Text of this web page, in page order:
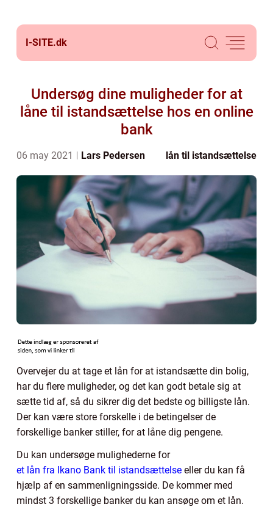
I-SITE.dk
Undersøg dine muligheder for at
låne til istandsættelse hos en online
bank
06 may 2021 Lars Pedersen lån til istandsættelse
Overvejer du at tage et lån for at istandsætte din bolig,
har du flere muligheder, og det kan godt betale sig at
sætte tid af, så du sikrer dig det bedste og billigste lån.
Der kan være store forskelle i de betingelser de
forskellige banker stiller, for at låne dig pengene.
Du kan undersøge mulighederne for
et lån fra Ikano Bank til istandsættelse eller du kan få
hjælp af en sammenligningsside. De kommer med
mindst 3 forskellige banker du kan ansøge om et lån.